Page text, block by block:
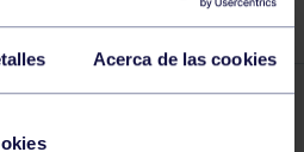
Acerca de las cookies